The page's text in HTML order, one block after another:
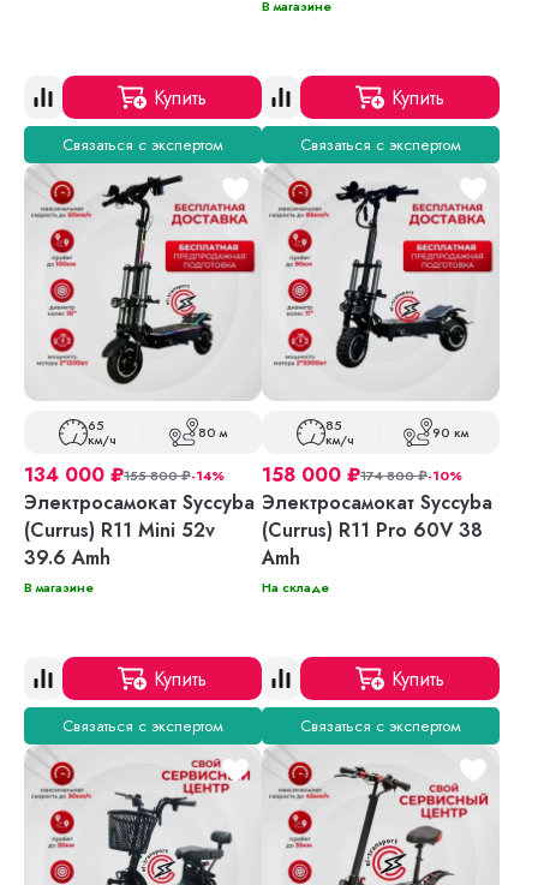
Купить
Связаться с экспертом
В магазине
Купить
Связаться с экспертом
65
км/ч 80 м
134 000 ₽155 800₽-14%
Электросамокат Syccyba
(Currus) R11 Mini 52v
39.6 Amh
В магазине
Купить
Связаться с экспертом
85
км/ч 90 км
158 000 ₽174 800₽-10%
Электросамокат Syccyba
(Currus) R11 Pro 60V 38
Amh
На складе
Купить
Связаться с экспертом